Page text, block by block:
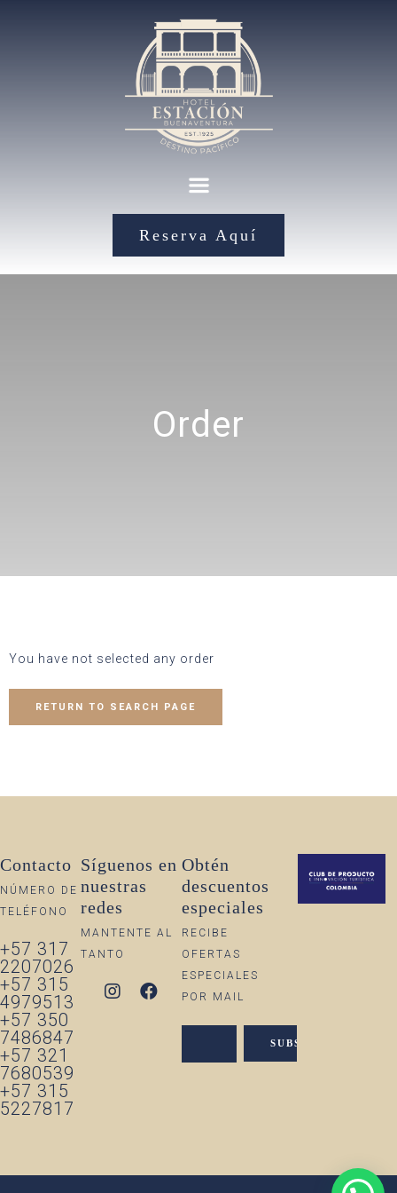
Reserva Aquí
Order
You have not selected any order
RETURN TO SEARCH PAGE
Contacto
NÚMERO DE
TELÉFONO
+57 317
2207026
+57 315
4979513
+57 350
7486847
+57 321
7680539
+57 315
5227817
Síguenos en
nuestras
redes
MANTENTE AL
TANTO
Obtén
descuentos
especiales
RECIBE
OFERTAS
ESPECIALES
POR MAIL